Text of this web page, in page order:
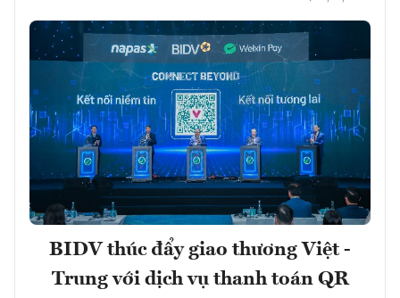
BIDV thúc đẩy giao thương Việt -
Trung với dịch vụ thanh toán QR